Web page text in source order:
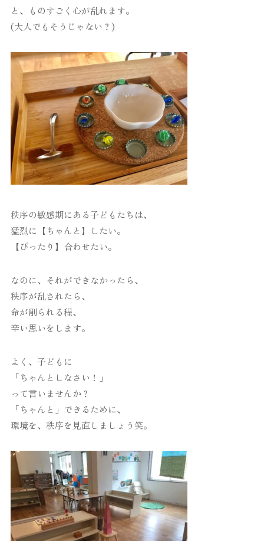
と、ものすごく心が乱れます。
(大人でもそうじゃない？)
秩序の敏感期にある子どもたちは、
猛烈に【ちゃんと】したい。
【ぴったり】合わせたい。
なのに、それができなかったら、
秩序が乱されたら、
命が削られる程、
辛い思いをします。
よく、子どもに
「ちゃんとしなさい！」
って言いませんか？
「ちゃんと」できるために、
環境を、秩序を見直しましょう笑。